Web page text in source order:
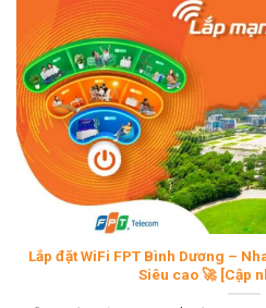
Lắp đặt WiFi FPT Bình Dương –
Siêu cao 🚀 [Cập